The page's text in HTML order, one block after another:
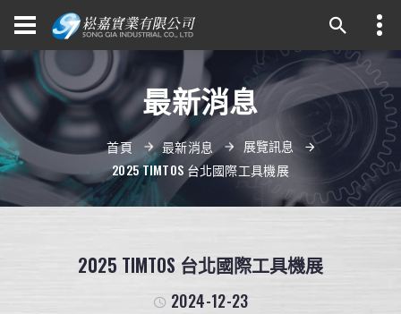
最新消息
首頁 最新消息
展覽訊息
2025 TIMTOS 台北國際工具機展
2025 TIMTOS 台北國際工具機展
2024-12-23